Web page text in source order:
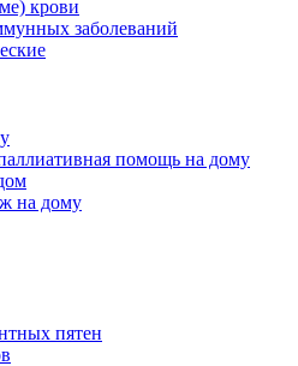
крови
заболеваний
помощь на дому
на дому
пятен